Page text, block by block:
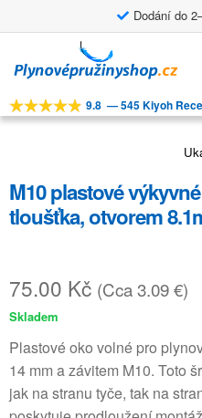
Dodání do
na
k
webuNÁSTROJE
APLIKACE
ZÁKAZNICKÝ SERVIS
9.8 —545 Kiyoh
M10 plastové
tloušťka, otvorem
75.00 Kč (Cca 3.09 €)
Skladem
Plastové oko volné pro
14 mm a závitem M10. Toto
jak na stranu tyče, tak na